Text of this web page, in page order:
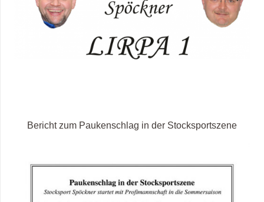
Bericht zum Paukenschlag in der Stocksportszene